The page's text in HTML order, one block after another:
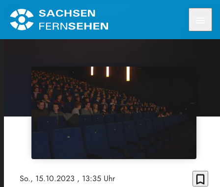
So., 15.10.2023 , 13:35 Uhr bookmark_border